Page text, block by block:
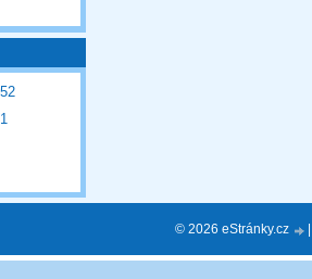
© 2026 eStránky.cz